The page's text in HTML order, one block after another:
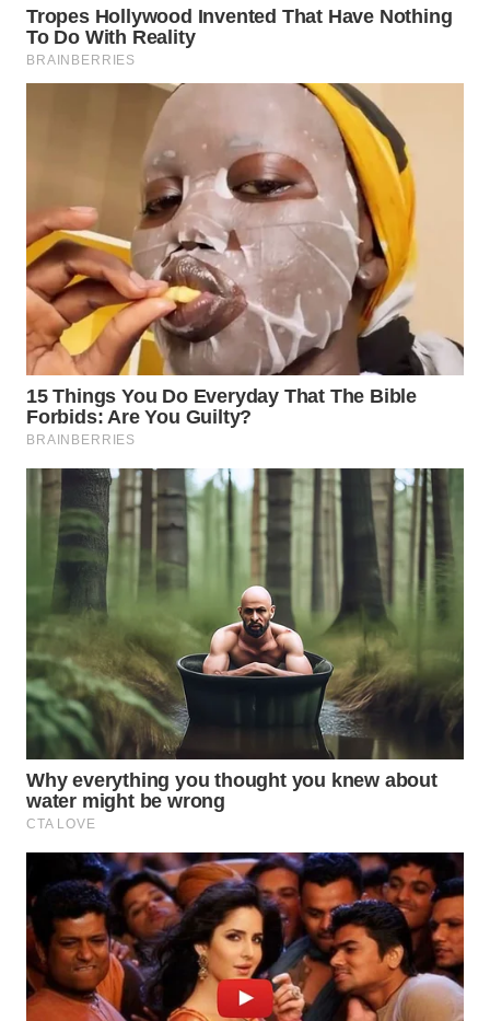
MALUT
WN
TOBA
WN
NIAS
WN
LANGKAT
WN
SELATAN
WN
TANJUNG
LESUNG
WN
KARO
WN
SIMALUNGUN
WN
LABUHANBATU
WN
TAPANULI
TENGAH
WN DELI
SERDANG